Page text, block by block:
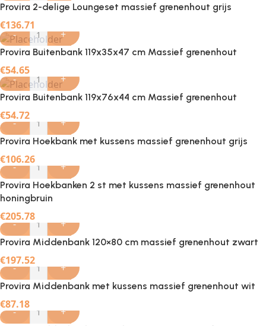
Provira 2-delige Loungeset massief grenenhout grijs
€136.71
- +
Provira Buitenbank 119x35x47 cm Massief grenenhout
€54.65
- +
Provira Buitenbank 119x76x44 cm Massief grenenhout
€54.72
- +
Provira Hoekbank met kussens massief grenenhout grijs
€106.26
- +
Provira Hoekbanken 2 st met kussens massief grenenhout
honingbruin
€205.78
- +
Provira Middenbank 120×80 cm massief grenenhout zwart
€197.52
- +
Provira Middenbank met kussens massief grenenhout wit
€87.18
- +